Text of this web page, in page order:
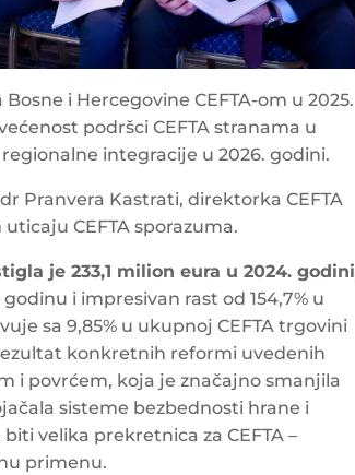
i Hercegovine CEFTA-om u 2025.
podršci CEFTA stranama u
integracije u 2026. godini.
Pranvera Kastrati, direktorka CEFTA
CEFTA sporazuma.
je 233,1 milion eura u 2024. godini
i impresivan rast od 154,7% u
sa 9,85% u ukupnoj CEFTA trgovini
konkretnih reformi uvedenih
i povrćem, koja je značajno smanjila
sisteme bezbednosti hrane i
velika prekretnica za CEFTA –
primenu.